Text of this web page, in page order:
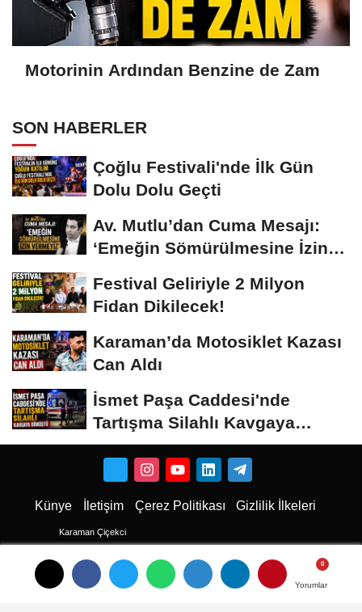
Yorumlar
Yorumlar
Motorinin Ardından Benzine de Zam
SON HABERLER
Çoğlu Festivali'nde İlk Gün
Dolu Dolu Geçti
Av. Mutlu’dan Cuma Mesajı:
‘Emeğin Sömürülmesine İzin
Festival Geliriyle 2 Milyon
Fidan Dikilecek!
Karaman’da Motosiklet Kazası
Can Aldı
İsmet Paşa Caddesi'nde
Tartışma Silahlı Kavgaya
Dönüştü
Künye İletişim Çerez Politikası Gizlilik İlkeleri
Karaman Çiçekci
Karaman
Karaman Haber